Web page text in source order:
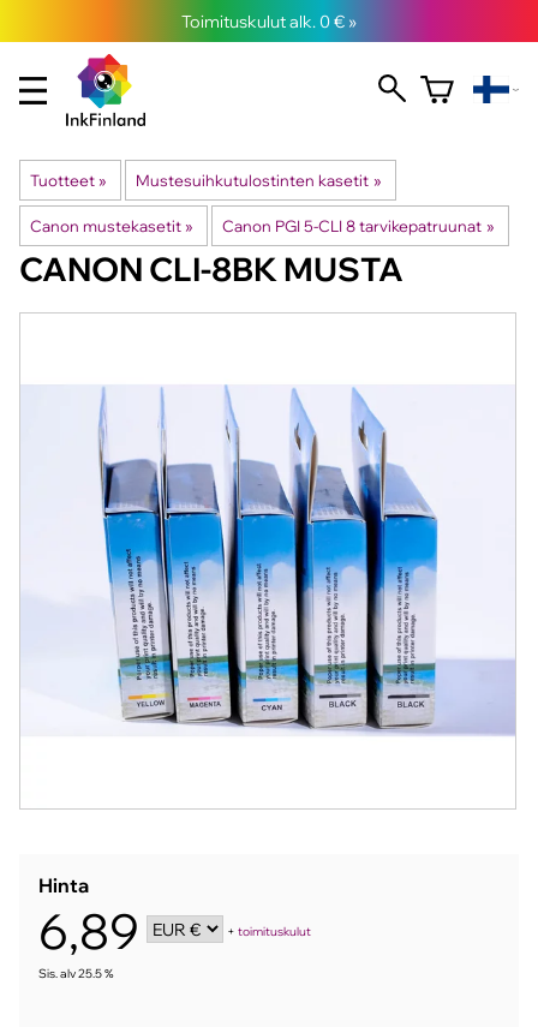
Toimituskulut alk. 0 € »
Tuotteet ‪» Mustesuihkutulostinten kasetit ‪»
Canon mustekasetit ‪» Canon PGI 5-CLI 8 tarvikepatruunat ‪»
CANON CLI-8BK MUSTA
Hinta
6,89 +toimituskulut
Sis. alv 25.5 %